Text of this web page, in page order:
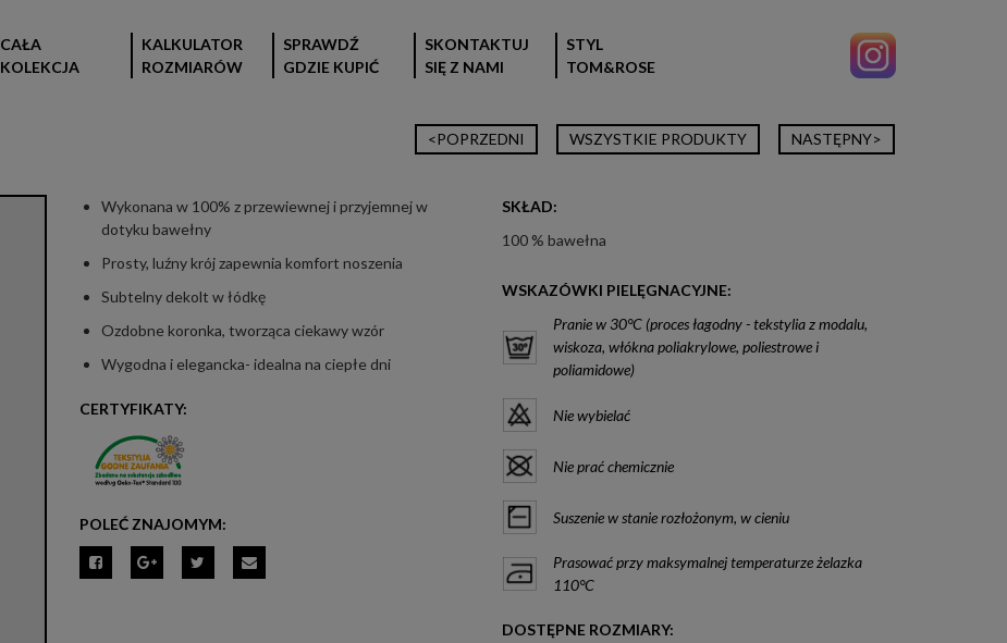
CAŁA
KOLEKCJA
KALKULATOR
ROZMIARÓW
SPRAWDŹ
GDZIE KUPIĆ
SKONTAKTUJ
SIĘ Z NAMI
STYL
TOM&ROSE
<POPRZEDNI WSZYSTKIE PRODUKTY NASTĘPNY>
Wykonana w 100% z przewiewnej i przyjemnej w
dotyku bawełny
Prosty, luźny krój zapewnia komfort noszenia
Subtelny dekolt w łódkę
Ozdobne koronka, tworząca ciekawy wzór
Wygodna i elegancka- idealna na ciepłe dni
CERTYFIKATY:
POLEĆ ZNAJOMYM:
SKŁAD:
100 % bawełna
WSKAZÓWKI PIELĘGNACYJNE:
Pranie w 30°C (proces łagodny - tekstylia z modalu,
wiskoza, włókna poliakrylowe, poliestrowe i
poliamidowe)
Nie wybielać
Nie prać chemicznie
Suszenie w stanie rozłożonym, w cieniu
Prasować przy maksymalnej temperaturze żelazka
110°C
DOSTĘPNE ROZMIARY: